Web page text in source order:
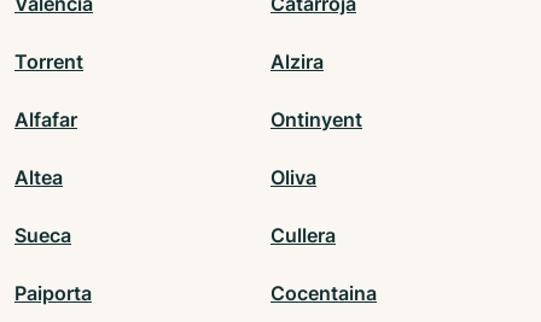
Torrent Alzira
Alfafar Ontinyent
Altea Oliva
Sueca Cullera
Paiporta Cocentaina